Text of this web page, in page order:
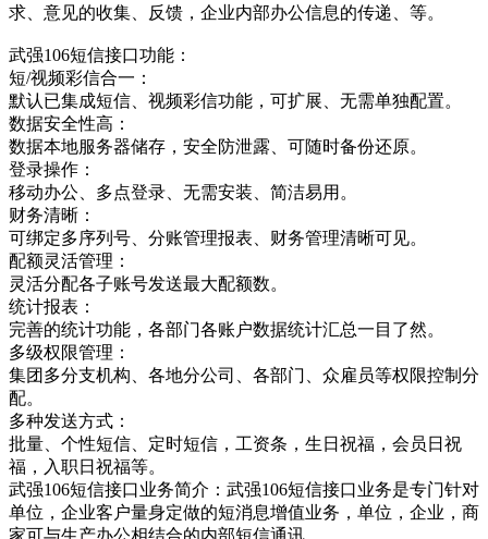
求、意见的收集、反馈，企业内部办公信息的传递、等。
武强106短信接口功能：
短/视频彩信合一：
默认已集成短信、视频彩信功能，可扩展、无需单独配置。
数据安全性高：
数据本地服务器储存，安全防泄露、可随时备份还原。
登录操作：
移动办公、多点登录、无需安装、简洁易用。
财务清晰：
可绑定多序列号、分账管理报表、财务管理清晰可见。
配额灵活管理：
灵活分配各子账号发送最大配额数。
统计报表：
完善的统计功能，各部门各账户数据统计汇总一目了然。
多级权限管理：
集团多分支机构、各地分公司、各部门、众雇员等权限控制分
配。
多种发送方式：
批量、个性短信、定时短信，工资条，生日祝福，会员日祝
福，入职日祝福等。
武强106短信接口业务简介：武强106短信接口业务是专门针对
单位，企业客户量身定做的短消息增值业务，单位，企业，商
家可与生产办公相结合的内部短信通讯，